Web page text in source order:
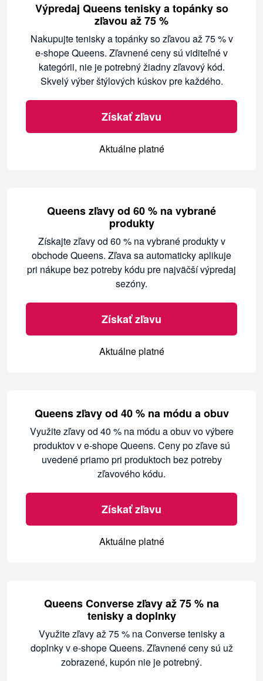
Výpredaj Queens tenisky a topánky so
zľavou až 75 %
Nakupujte tenisky a topánky so zľavou až 75 % v
e-shope Queens. Zľavnené ceny sú viditeľné v
kategórii, nie je potrebný žiadny zľavový kód.
Skvelý výber štýlových kúskov pre každého.
Získať zľavu
Aktuálne platné
Queens zľavy od 60 % na vybrané
produkty
Získajte zľavy od 60 % na vybrané produkty v
obchode Queens. Zľava sa automaticky aplikuje
pri nákupe bez potreby kódu pre najväčší výpredaj
sezóny.
Získať zľavu
Aktuálne platné
Queens zľavy od 40 % na módu a obuv
Využite zľavy od 40 % na módu a obuv vo výbere
produktov v e-shope Queens. Ceny po zľave sú
uvedené priamo pri produktoch bez potreby
zľavového kódu.
Získať zľavu
Aktuálne platné
Queens Converse zľavy až 75 % na
tenisky a doplnky
Využite zľavy až 75 % na Converse tenisky a
doplnky v e-shope Queens. Zľavnené ceny sú už
zobrazené, kupón nie je potrebný.